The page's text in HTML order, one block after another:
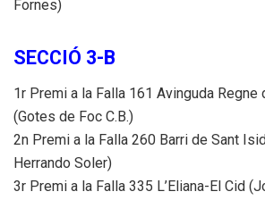
Fornes)
SECCIÓ 3-B
1r Premi a la Falla 161 Avinguda Regne
(Gotes de Foc C.B.)
2n Premi a la Falla 260 Barri de Sant
Herrando Soler)
3r Premi a la Falla 335 L’Eliana-El Cid